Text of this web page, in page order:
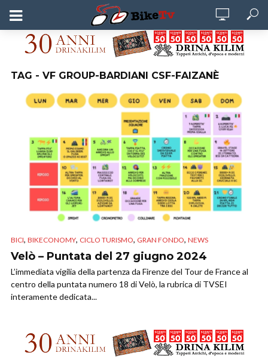
TAG - VF GROUP-BARDIANI CSF-FAIZANÈ
BICI, BIKECONOMY, CICLO TURISMO, GRAN FONDO, NEWS
Velò – Puntata del 27 giugno 2024
L’immediata vigilia della partenza da Firenze del Tour de France al
centro della puntata numero 18 di Velò, la rubrica di TVSEI
interamente dedicata...